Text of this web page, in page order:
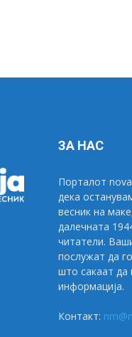
ЗА НАС
Порталот
дека
весник на
далечната
читатели.
послужат да
што сакаат да
информација.
Контакт: